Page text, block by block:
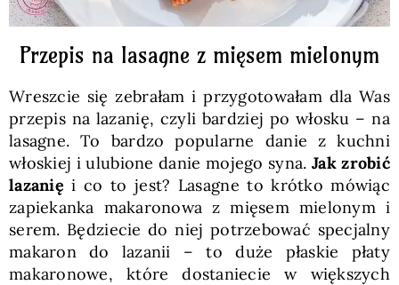
Zdrowo i fit
Kuchnie świata
SKLEP
Polski
Przepis na lasagne z mięsem mielonym
Wreszcie się zebrałam i przygotowałam dla Was
przepis na lazanię, czyli bardziej po włosku – na
lasagne. To bardzo popularne danie z kuchni
włoskiej i ulubione danie mojego syna.Jak zrobić
lazanię i co to jest? Lasagne to krótko mówiąc
zapiekanka makaronowa z mięsem mielonym i
serem. Będziecie do niej potrzebować specjalny
makaron do lazanii – to duże płaskie płaty
makaronowe, które dostaniecie w większych